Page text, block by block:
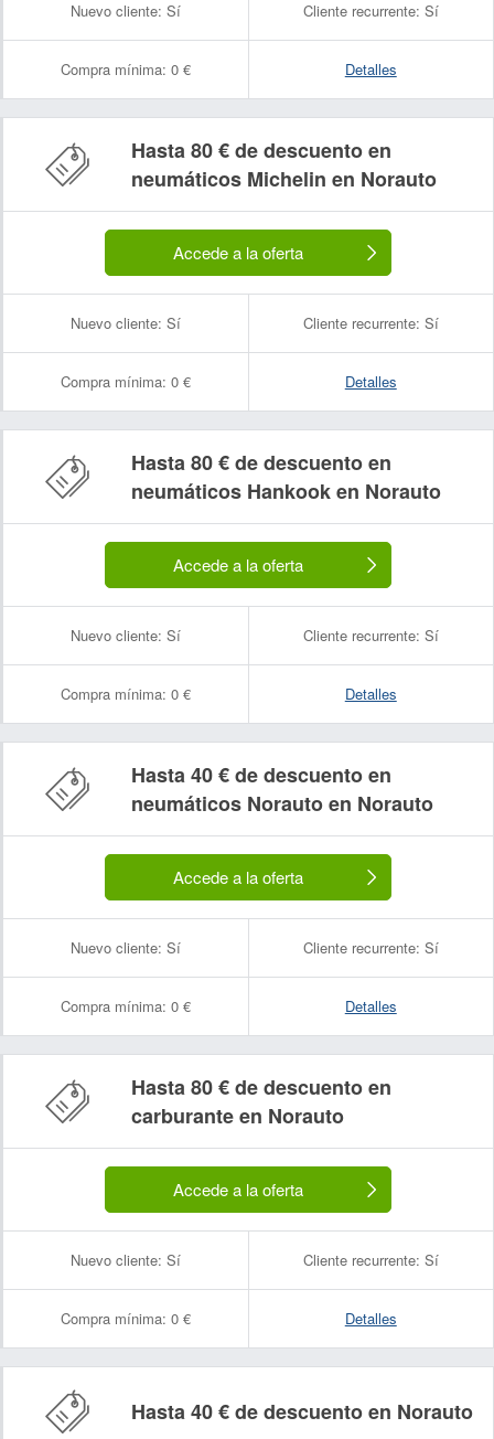
Nuevo cliente: Sí Cliente recurrente: Sí
Compra mínima: 0 € Detalles
Hasta 80 € de descuento en
neumáticos Michelin en Norauto
Accede a la oferta
Nuevo cliente: Sí Cliente recurrente: Sí
Compra mínima: 0 € Detalles
Hasta 80 € de descuento en
neumáticos Hankook en Norauto
Accede a la oferta
Nuevo cliente: Sí Cliente recurrente: Sí
Compra mínima: 0 € Detalles
Hasta 40 € de descuento en
neumáticos Norauto en Norauto
Accede a la oferta
Nuevo cliente: Sí Cliente recurrente: Sí
Compra mínima: 0 € Detalles
Hasta 80 € de descuento en
carburante en Norauto
Accede a la oferta
Nuevo cliente: Sí Cliente recurrente: Sí
Compra mínima: 0 € Detalles
Hasta 40 € de descuento en Norauto